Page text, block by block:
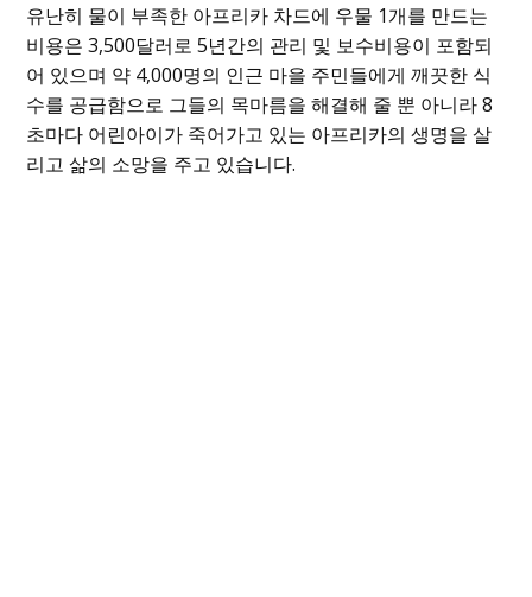
유난히 물이 부족한 아프리카 차드에 우물 1개를 만드는
비용은 3,500달러로 5년간의 관리 및 보수비용이 포함되
어 있으며 약 4,000명의 인근 마을 주민들에게 깨끗한 식
수를 공급함으로 그들의 목마름을 해결해 줄 뿐 아니라 8
초마다 어린아이가 죽어가고 있는 아프리카의 생명을 살
리고 삶의 소망을 주고 있습니다.